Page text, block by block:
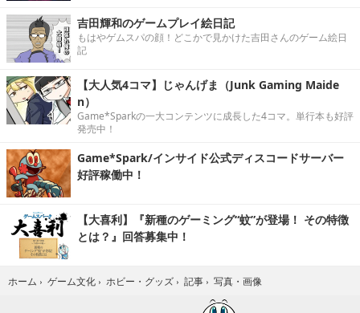
吉田輝和のゲームプレイ絵日記
もはやゲムスパの顔！どこかで見かけた吉田さんのゲーム絵日
記
【大人気4コマ】じゃんげま（Junk Gaming Maide
n）
Game*Sparkの一大コンテンツに成長した4コマ。単行本も好評
発売中！
Game*Spark/インサイド公式ディスコードサーバー
好評稼働中！
【大喜利】『新種のゲーミング“蚊”が登場！ その特徴
とは？』回答募集中！
ホーム › ゲーム文化 › ホビー・グッズ › 記事 › 写真・画像